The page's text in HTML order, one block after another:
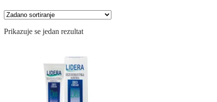
Prikazuje se jedan rezultat